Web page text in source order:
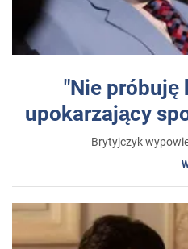
"Nie próbuję
upokarzający
Brytyjczyk